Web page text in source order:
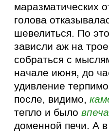
маразматических
голова
шевелиться. По
зависли аж на
собраться с
начале июня, до
удивление
после, видимо,
тепло и было
доменной печи. А